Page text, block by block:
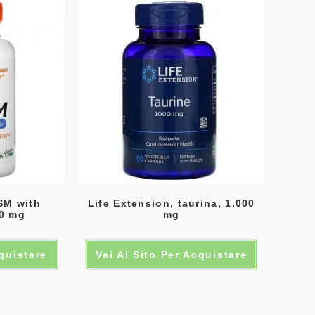
with
mg
Life Extension, taurina, 1.000
mg
Vai Al Sito Per Acquistare